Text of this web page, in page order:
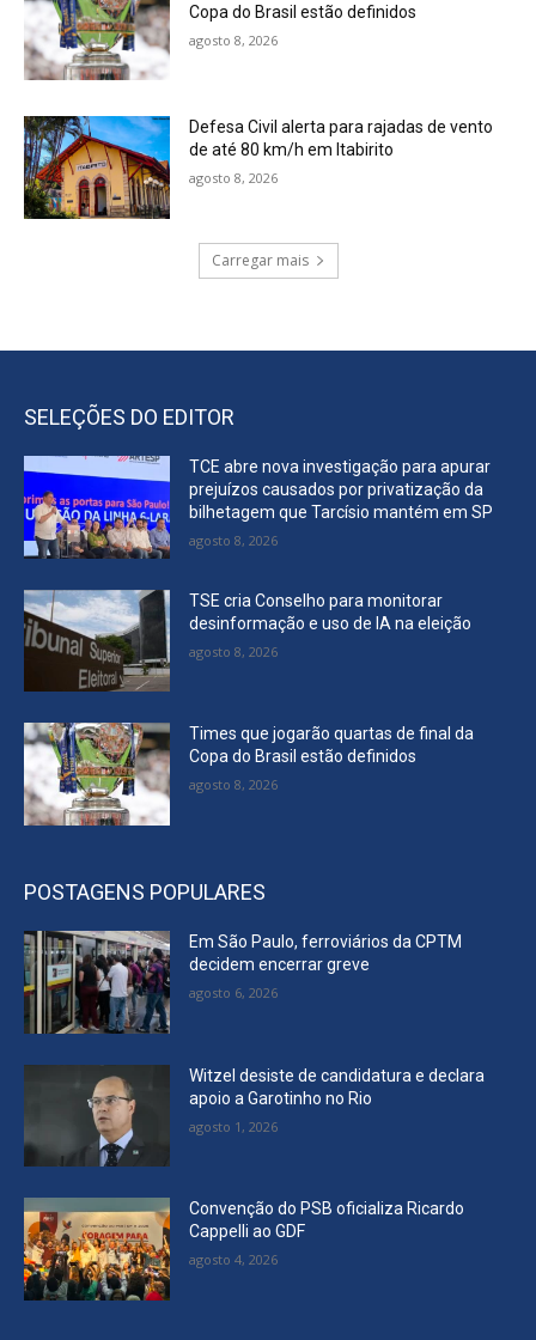
Copa do Brasil estão definidos
agosto 8, 2026
Defesa Civil alerta para rajadas de vento
de até 80 km/h em Itabirito
agosto 8, 2026
Carregar mais
SELEÇÕES DO EDITOR
TCE abre nova investigação para apurar
prejuízos causados por privatização da
bilhetagem que Tarcísio mantém em SP
agosto 8, 2026
TSE cria Conselho para monitorar
desinformação e uso de IA na eleição
agosto 8, 2026
Times que jogarão quartas de final da
Copa do Brasil estão definidos
agosto 8, 2026
POSTAGENS POPULARES
Em São Paulo, ferroviários da CPTM
decidem encerrar greve
agosto 6, 2026
Witzel desiste de candidatura e declara
apoio a Garotinho no Rio
agosto 1, 2026
Convenção do PSB oficializa Ricardo
Cappelli ao GDF
agosto 4, 2026